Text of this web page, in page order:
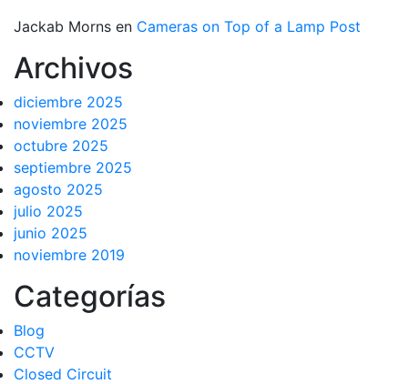
Jackab Morns en Cameras on Top of a Lamp Post
Archivos
diciembre 2025
noviembre 2025
octubre 2025
septiembre 2025
agosto 2025
julio 2025
junio 2025
noviembre 2019
Categorías
Blog
CCTV
Closed Circuit